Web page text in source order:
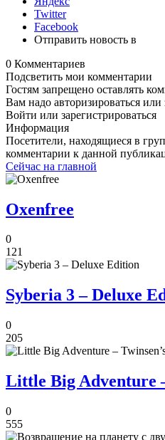
Twitter
Facebook
Отправить новость в
0 Комментариев
Подсветить мои комментарии
Гостям запрещено оставлять
Вам надо авторизироваться или
Войти или зарегистрироваться
Информация
Посетители, находящиеся в
комментарии к данной
Сейчас на главной
Oxenfree
0
121
Syberia 3 – Deluxe
0
205
Little Big Adventure
0
555